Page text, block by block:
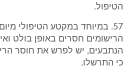
הטיפול.
הרישומים חסרים באופן בולט
הנתבעים, יש לפרש את חוסר
כי התרשלו.